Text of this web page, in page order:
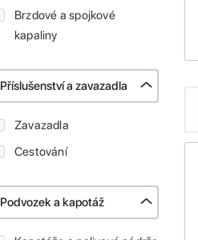
Brzdové a spojkové
kapaliny
Příslušenství a zavazadla
Zavazadla
Cestování
Podvozek a kapotáž